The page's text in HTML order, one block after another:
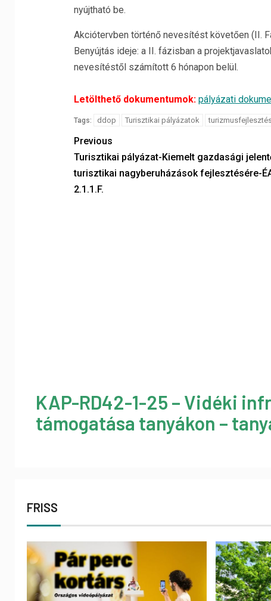
nyújtható be.
Akciótervben történő nevesítést követően (II.
Benyújtás ideje: a II. fázisban a
nevesítéstől számított 6 hónapon belül.
Letölthető dokumentumok: pályázati
Tags: ddop Turisztikai pályázatok
Previous
Turisztikai pályázat-Kiemelt gazdasági
turisztikai nagyberuházások fejlesztésére-
2.1.1.F.
KAP-RD42-1-25 – Vidéki
támogatása tanyákon –
FRISS